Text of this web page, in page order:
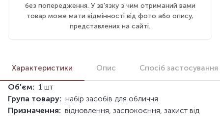
без попередження. У зв'язку з чим отриманий вами
товар може мати відмінності від фото або опису,
представлених на сайті.
Характеристики Опис Спосіб застосування
Об'єм: 1 шт
Група товару: набір засобів для обличчя
Призначення: відновлення, заспокоєння, захист від